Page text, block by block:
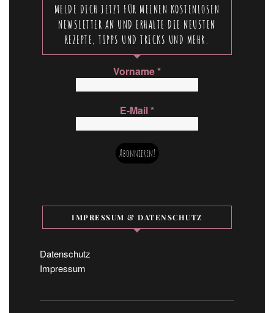
MELDE DICH JETZT FÜR MEINEN KOSTENLOSEN
NEWSLETTER AN UND ERHALTE DIE NEUSTEN
REZEPTE, TIPPS UND TRICKS UND MEHR.
Vorname*
E-Mail*
IMPRESSUM & DATENSCHUTZ
Datenschutz
Impressum